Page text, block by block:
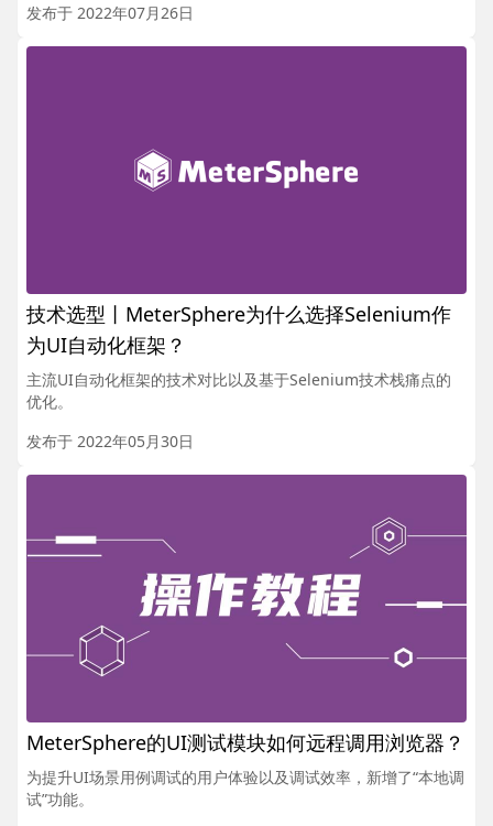
发布于 2022年07月26日
技术选型丨MeterSphere为什么选择Selenium作
为UI自动化框架？
主流UI自动化框架的技术对比以及基于Selenium技术栈痛点的
优化。
发布于 2022年05月30日
MeterSphere的UI测试模块如何远程调用浏览器？
为提升UI场景用例调试的用户体验以及调试效率，新增了“本地调
试”功能。